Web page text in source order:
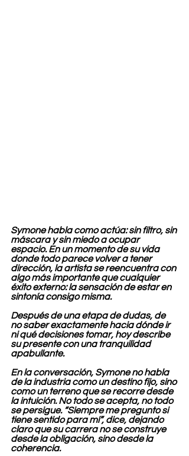
Symone habla como actúa: sin filtro, sin
máscara y sin miedo a ocupar
espacio. En un momento de su vida
donde todo parece volver a tener
dirección, la artista se reencuentra con
algo más importante que cualquier
éxito externo: la sensación de estar en
sintonía consigo misma.
Después de una etapa de dudas, de
no saber exactamente hacia dónde ir
ni qué decisiones tomar, hoy describe
su presente con una tranquilidad
apabullante.
En la conversación, Symone no habla
de la industria como un destino fijo, sino
como un terreno que se recorre desde
la intuición. No todo se acepta, no todo
se persigue. “Siempre me pregunto si
tiene sentido para mí”, dice, dejando
claro que su carrera no se construye
desde la obligación, sino desde la
coherencia.